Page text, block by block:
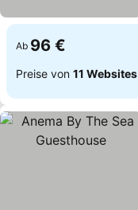
Ab 96 €
Preise von 11 Websites